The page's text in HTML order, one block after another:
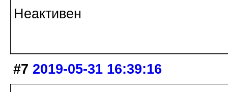
Неактивен
#7 2019-05-31 16:39:16